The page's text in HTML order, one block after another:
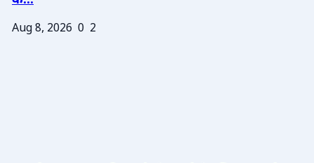
Aug 8, 2026 0 2